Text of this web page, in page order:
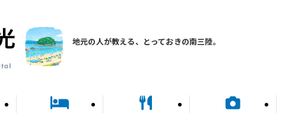
地元の人が教える、とっておきの南三陸。